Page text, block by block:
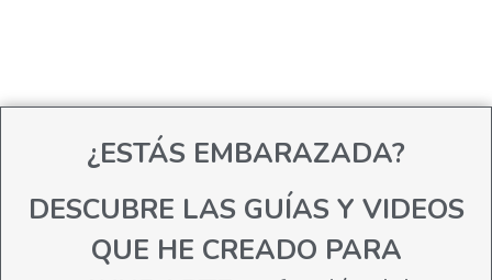
¿ESTÁS EMBARAZADA?
DESCUBRE LAS GUÍAS Y VIDEOS
QUE HE CREADO PARA